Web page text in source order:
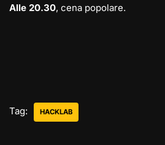
Alle 20.30, cena popolare.
Tag: HACKLAB